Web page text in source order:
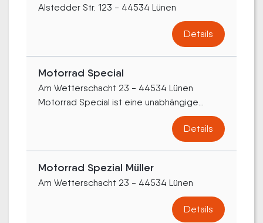
Alstedder Str. 123 - 44534 Lünen
Details
Motorrad Special
Am Wetterschacht 23 - 44534 Lünen
Motorrad Special ist eine unabhängige...
Details
Motorrad Spezial Müller
Am Wetterschacht 23 - 44534 Lünen
Details